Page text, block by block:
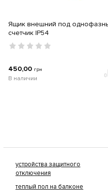
Ящик внешний под
счетчик IP54
450,00 грн
В наличии
устройства защитного
отключения
теплый пол на балконе